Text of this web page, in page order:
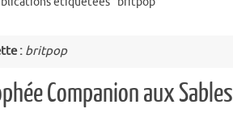
: britpop
Companion aux